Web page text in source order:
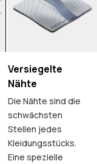
Versiegelte
Nähte
Die Nähte sind die
schwächsten
Stellen jedes
Kleidungsstücks.
Eine spezielle